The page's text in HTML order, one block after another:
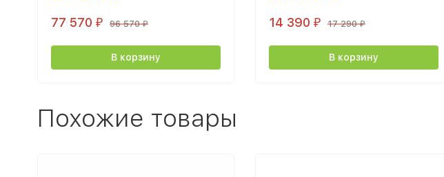
77 570 ₽ 96 570₽
В корзину
14 390₽ 17 290₽
В корзину
Похожие товары